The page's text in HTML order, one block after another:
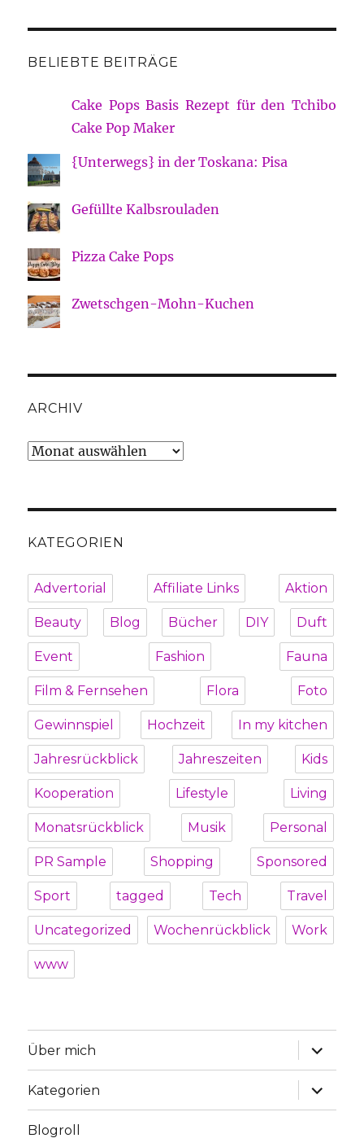
BELIEBTE BEITRÄGE
Cake Pops Basis Rezept für den Tchibo
Cake Pop Maker
{Unterwegs} in der Toskana: Pisa
Gefüllte Kalbsrouladen
Pizza Cake Pops
Zwetschgen-Mohn-Kuchen
ARCHIV
Archiv
KATEGORIEN
Advertorial Affiliate Links Aktion
Beauty Blog Bücher DIY Duft
Event Fashion Fauna
Film & Fernsehen Flora Foto
Gewinnspiel Hochzeit In my kitchen
Jahresrückblick Jahreszeiten Kids
Kooperation Lifestyle Living
Monatsrückblick Musik Personal
PR Sample Shopping Sponsored
Sport tagged Tech Travel
Uncategorized Wochenrückblick Work
www
Über mich
öffnen
Kategorien
öffnen
Blogroll